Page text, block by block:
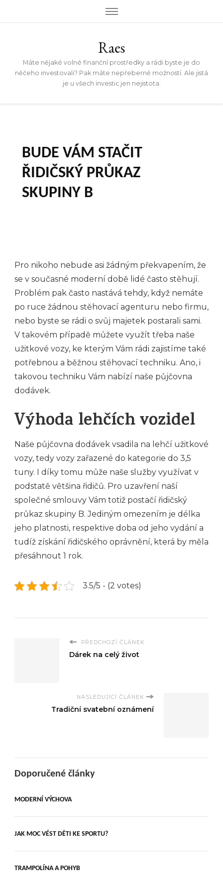
Raes
Máte nějaké volné finanční prostředky a rádi byste je do
něčeho investovali? Pak máte nepřeberně možností. Ale jistá
je u všech investic jen nejistota.
BUDE VÁM STAČIT
ŘIDIČSKÝ PRŮKAZ
SKUPINY B
Pro nikoho nebude asi žádným překvapením, že
se v současné moderní době lidé často stěhují.
Problém pak často nastává tehdy, když nemáte
po ruce žádnou stěhovací agenturu nebo firmu,
nebo byste se rádi o svůj majetek postarali sami.
V takovém případě můžete využít třeba naše
užitkové vozy, ke kterým Vám rádi zajistíme také
potřebnou a běžnou stěhovací techniku. Ano, i
takovou techniku Vám nabízí naše půjčovna
dodávek.
Výhoda lehčích vozidel
Naše půjčovna dodávek vsadila na lehčí užitkové
vozy, tedy vozy zařazené do kategorie do 3,5
tuny. I díky tomu může naše služby využívat v
podstatě většina řidičů. Pro uzavření naší
společné smlouvy Vám totiž postačí řidičský
průkaz skupiny B. Jediným omezením je délka
jeho platnosti, respektive doba od jeho vydání a
tudíž získání řidičského oprávnění, která by měla
přesáhnout 1 rok.
3.5/5 - (2 votes)
PŘEDCHOZÍ ČLÁNEK
Dárek na celý život
NASLEDUJÍCÍ ČLÁNEK
Tradiční svatební oznámení
Doporučené články
MODERNÍ VÝCHOVA
JAK MOC VÉST DĚTI KE SPORTU?
TRAMPOLÍNA A POHYB